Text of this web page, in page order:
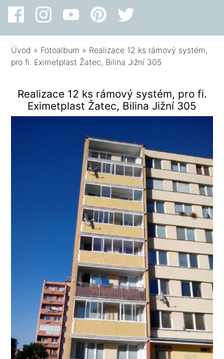
Úvod » Fotoalbum » Realizace 12 ks rámový systém,
pro fi. Eximetplast Žatec, Bilina Jižní 305
Realizace 12 ks rámový systém, pro fi.
Eximetplast Žatec, Bilina Jižní 305